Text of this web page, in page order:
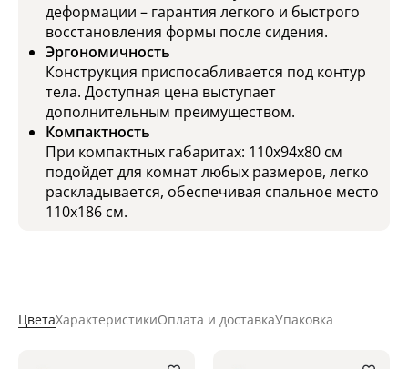
деформации – гарантия легкого и быстрого
восстановления формы после сидения.
Эргономичность
Конструкция приспосабливается под контур
тела. Доступная цена выступает
дополнительным преимуществом.
Компактность
При компактных габаритах: 110x94x80 см
подойдет для комнат любых размеров, легко
раскладывается, обеспечивая спальное место
110x186 см.
ЦветаХарактеристикиОплата и доставкаУпаковка